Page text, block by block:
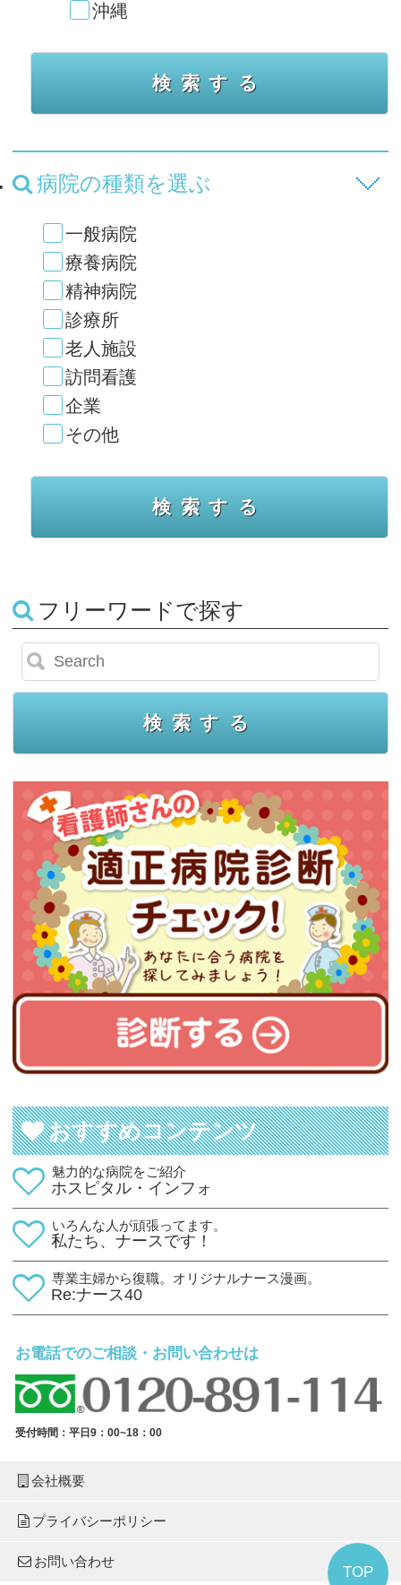
沖縄
病院の種類を選ぶ
一般病院
療養病院
精神病院
診療所
老人施設
訪問看護
企業
その他
フリーワードで探す
おすすめコンテンツ
魅力的な病院をご紹介
ホスピタル・インフォ
いろんな人が頑張ってます。
私たち、ナースです！
専業主婦から復職。オリジナルナース漫画。
Re:ナース40
TOP
お電話でのご相談・お問い合わせは
受付時間：平日9：00~18：00
会社概要
プライバシーポリシー
お問い合わせ